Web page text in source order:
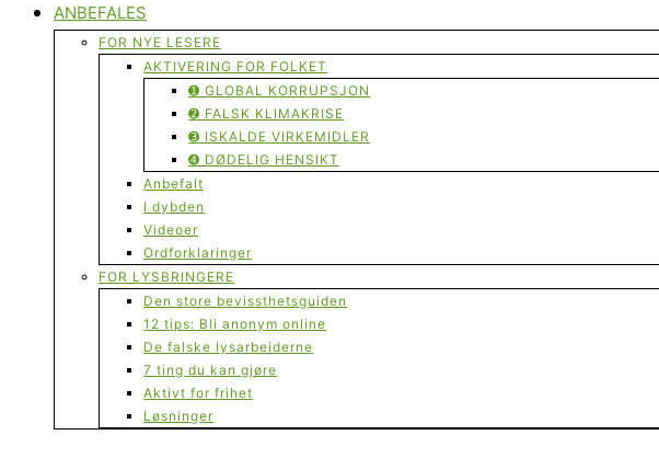
ANBEFALES
FOR NYE LESERE
AKTIVERING FOR FOLKET
➊ GLOBAL KORRUPSJON
➋ FALSK KLIMAKRISE
➌ ISKALDE VIRKEMIDLER
➍ DØDELIG HENSIKT
Anbefalt
I dybden
Videoer
Ordforklaringer
FOR LYSBRINGERE
Den store bevissthetsguiden
12 tips: Bli anonym online
De falske lysarbeiderne
7 ting du kan gjøre
Aktivt for frihet
Løsninger